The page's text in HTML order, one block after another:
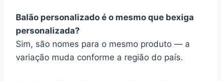
Balão personalizado é o mesmo que bexiga
personalizada?
Sim, são nomes para o mesmo produto — a
variação muda conforme a região do país.